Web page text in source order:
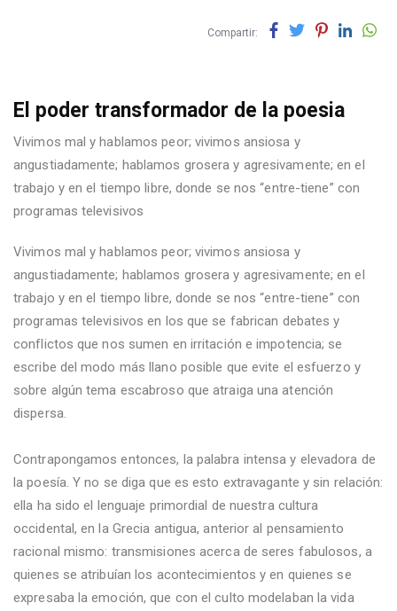
Compartir:
El poder transformador de la poesia
Vivimos mal y hablamos peor; vivimos ansiosa y
angustiadamente; hablamos grosera y agresivamente; en el
trabajo y en el tiempo libre, donde se nos “entre-tiene” con
programas televisivos
Vivimos mal y hablamos peor; vivimos ansiosa y
angustiadamente; hablamos grosera y agresivamente; en el
trabajo y en el tiempo libre, donde se nos “entre-tiene” con
programas televisivos en los que se fabrican debates y
conflictos que nos sumen en irritación e impotencia; se
escribe del modo más llano posible que evite el esfuerzo y
sobre algún tema escabroso que atraiga una atención
dispersa.
Contrapongamos entonces, la palabra intensa y elevadora de
la poesía. Y no se diga que es esto extravagante y sin relación:
ella ha sido el lenguaje primordial de nuestra cultura
occidental, en la Grecia antigua, anterior al pensamiento
racional mismo: transmisiones acerca de seres fabulosos, a
quienes se atribuían los acontecimientos y en quienes se
expresaba la emoción, que con el culto modelaban la vida